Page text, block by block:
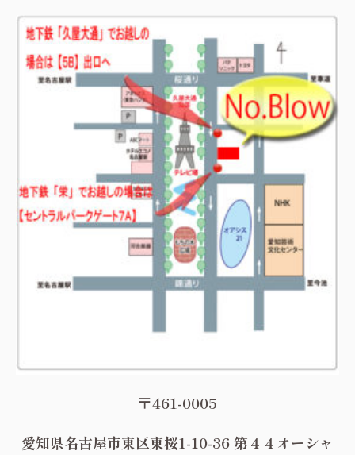
〒461-0005
愛知県名古屋市東区東桜1-10-36 第４４オーシャ